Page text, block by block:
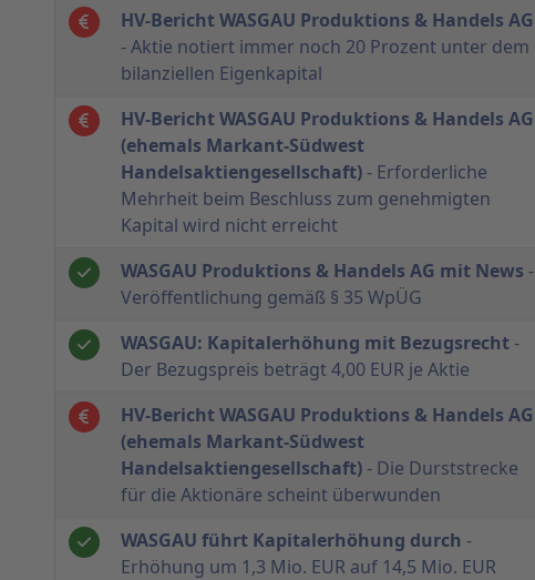
HV-Bericht WASGAU Produktions & Handels AG
- Aktie notiert immer noch 20 Prozent unter dem
bilanziellen Eigenkapital
HV-Bericht WASGAU Produktions & Handels AG
(ehemals Markant-Südwest
Handelsaktiengesellschaft)- Erforderliche
Mehrheit beim Beschluss zum genehmigten
Kapital wird nicht erreicht
WASGAU Produktions & Handels AG mit News -
Veröffentlichung gemäß § 35 WpÜG
WASGAU: Kapitalerhöhung mit Bezugsrecht-
Der Bezugspreis beträgt 4,00 EUR je Aktie
HV-Bericht WASGAU Produktions & Handels AG
(ehemals Markant-Südwest
Handelsaktiengesellschaft) - Die Durststrecke
für die Aktionäre scheint überwunden
WASGAU führt Kapitalerhöhung durch -
Erhöhung um 1,3 Mio. EUR auf 14,5 Mio. EUR